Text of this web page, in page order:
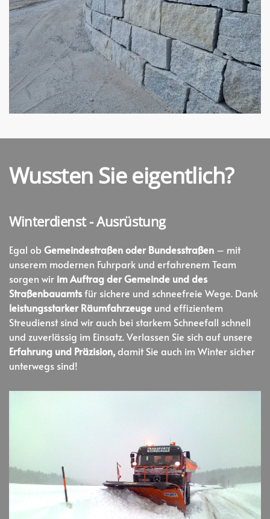
Wussten Sie eigentlich?
Winterdienst - Ausrüstung
Egal ob Gemeindestraßen oder Bundesstraßen – mit
unserem modernen Fuhrpark und erfahrenem Team
sorgen wir im Auftrag der Gemeinde und des
Straßenbauamtsfür sichere und schneefreie Wege. Dank
leistungsstarker Räumfahrzeuge und effizientem
Streudienst sind wir auch bei starkem Schneefall schnell
und zuverlässig im Einsatz. Verlassen Sie sich auf unsere
Erfahrung und Präzision,damit Sie auch im Winter sicher
unterwegs sind!